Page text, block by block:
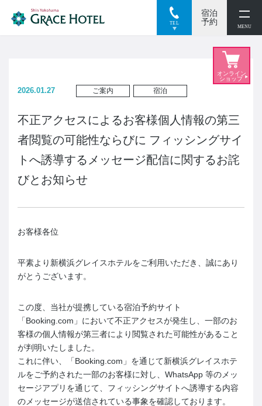
TEL
宿泊
予約
MENU
2026.01.27 ご案内 宿泊
不正アクセスによるお客様個人情報の第三
者閲覧の可能性ならびに フィッシングサイ
トへ誘導するメッセージ配信に関するお詫
びとお知らせ
お客様各位
平素より新横浜グレイスホテルをご利用いただき、誠にあり
がとうございます。
この度、当社が提携している宿泊予約サイト
「Booking.com」において不正アクセスが発生し、一部のお
客様の個人情報が第三者により閲覧された可能性があること
が判明いたしました。
これに伴い、「Booking.com」を通じて新横浜グレイスホテ
ルをご予約された一部のお客様に対し、WhatsApp 等のメッ
セージアプリを通じて、フィッシングサイトへ誘導する内容
のメッセージが送信されている事象を確認しております。
閉じる